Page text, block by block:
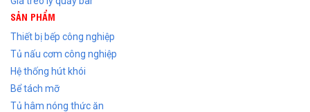
SẢN PHẨM
Thiết bị bếp công nghiệp
Tủ nấu cơm công nghiệp
Hệ thống hút khói
Bể tách mỡ
Tủ hâm nóng thức ăn